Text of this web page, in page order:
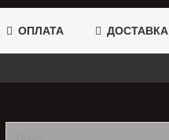
ОПЛАТА ДОСТАВКА